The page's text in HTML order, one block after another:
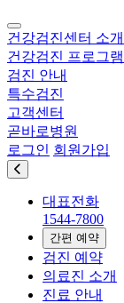
건강검진센터 소개
건강검진 프로그램
검진 안내
특수검진
고객센터
곧바로병원
로그인 회원가입
대표전화
1544-7800
간편 예약
검진 예약
의료진 소개
진료 안내